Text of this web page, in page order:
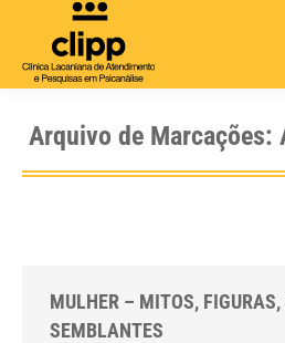
Arquivo de Marcações:
MULHER – MITOS, FIGURAS,
SEMBLANTES